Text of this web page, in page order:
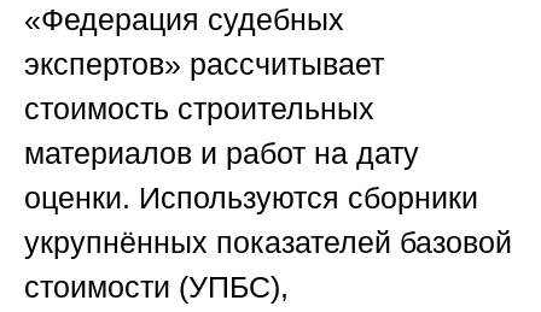
«Федерация судебных
экспертов» рассчитывает
стоимость строительных
материалов и работ на дату
оценки. Используются сборники
укрупнённых показателей базовой
стоимости (УПБС),